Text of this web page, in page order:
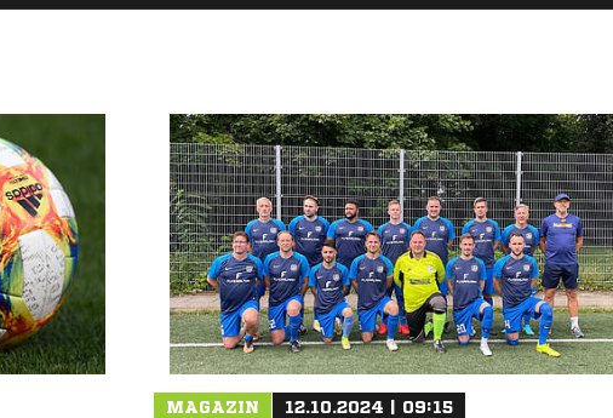
MAGAZIN 12.10.2024 | 09:15